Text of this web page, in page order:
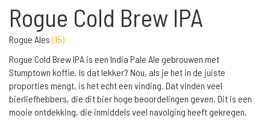
Rogue Cold Brew IPA
Rogue Ales(15)
Rogue Cold Brew IPA is een India Pale Ale gebrouwen met
Stumptown koffie. Is dat lekker? Nou, als je het in de juiste
proporties mengt, is het echt een vinding. Dat vinden veel
bierliefhebbers, die dit bier hoge beoordelingen geven. Dit is een
mooie ontdekking, die inmiddels veel navolging heeft gekregen.